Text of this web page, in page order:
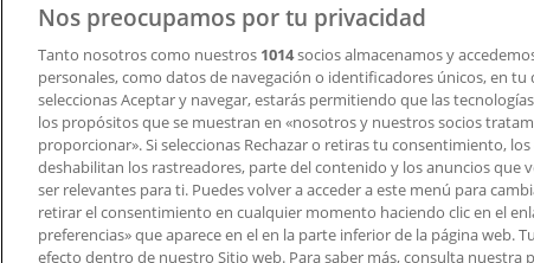
Descargar la APP Tiendeo
Copyright © Tiendeo ® 2026 · Shopfully Marketing S.L.U. –
Nos preocupamos por tu privacidad
Tanto nosotros como nuestros 1014socios almacenamos y
personales, como datos de navegación o identificadores únicos, en tu
seleccionas Aceptar y navegar, estarás permitiendo que las
los propósitos que se muestran en «nosotros y nuestros socios
proporcionar». Si seleccionas Rechazar o retiras tu consentimiento, los
deshabilitan los rastreadores, parte del contenido y los anuncios que
ser relevantes para ti. Puedes volver a acceder a este menú para
retirar el consentimiento en cualquier momento haciendo clic en el
preferencias» que aparece en el en la parte inferior de la página web.
efecto dentro de nuestro Sitio web. Para saber más, consulta nuestra